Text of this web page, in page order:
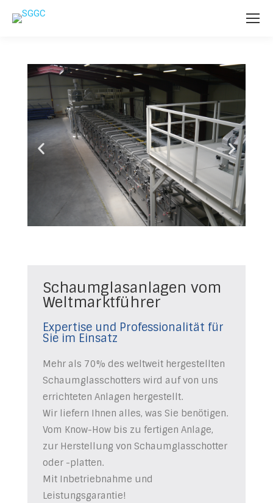
Schaumglasanlagen vom
Weltmarktführer
Expertise und Professionalität für
Sie im Einsatz
Mehr als 70% des weltweit hergestellten
Schaumglasschotters wird auf von uns
errichteten Anlagen hergestellt.
Wir liefern Ihnen alles, was Sie benötigen.
Vom Know-How bis zu fertigen Anlage,
zur Herstellung von Schaumglasschotter
oder -platten.
Mit Inbetriebnahme und
Leistungsgarantie!